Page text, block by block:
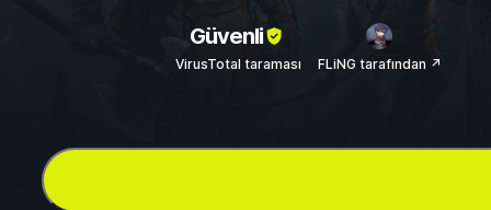
Güvenli
VirusTotal taraması FLiNG tarafından ↗